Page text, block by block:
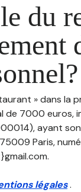
du
» dans
7000 euros,
ayant son
Paris,
légales.